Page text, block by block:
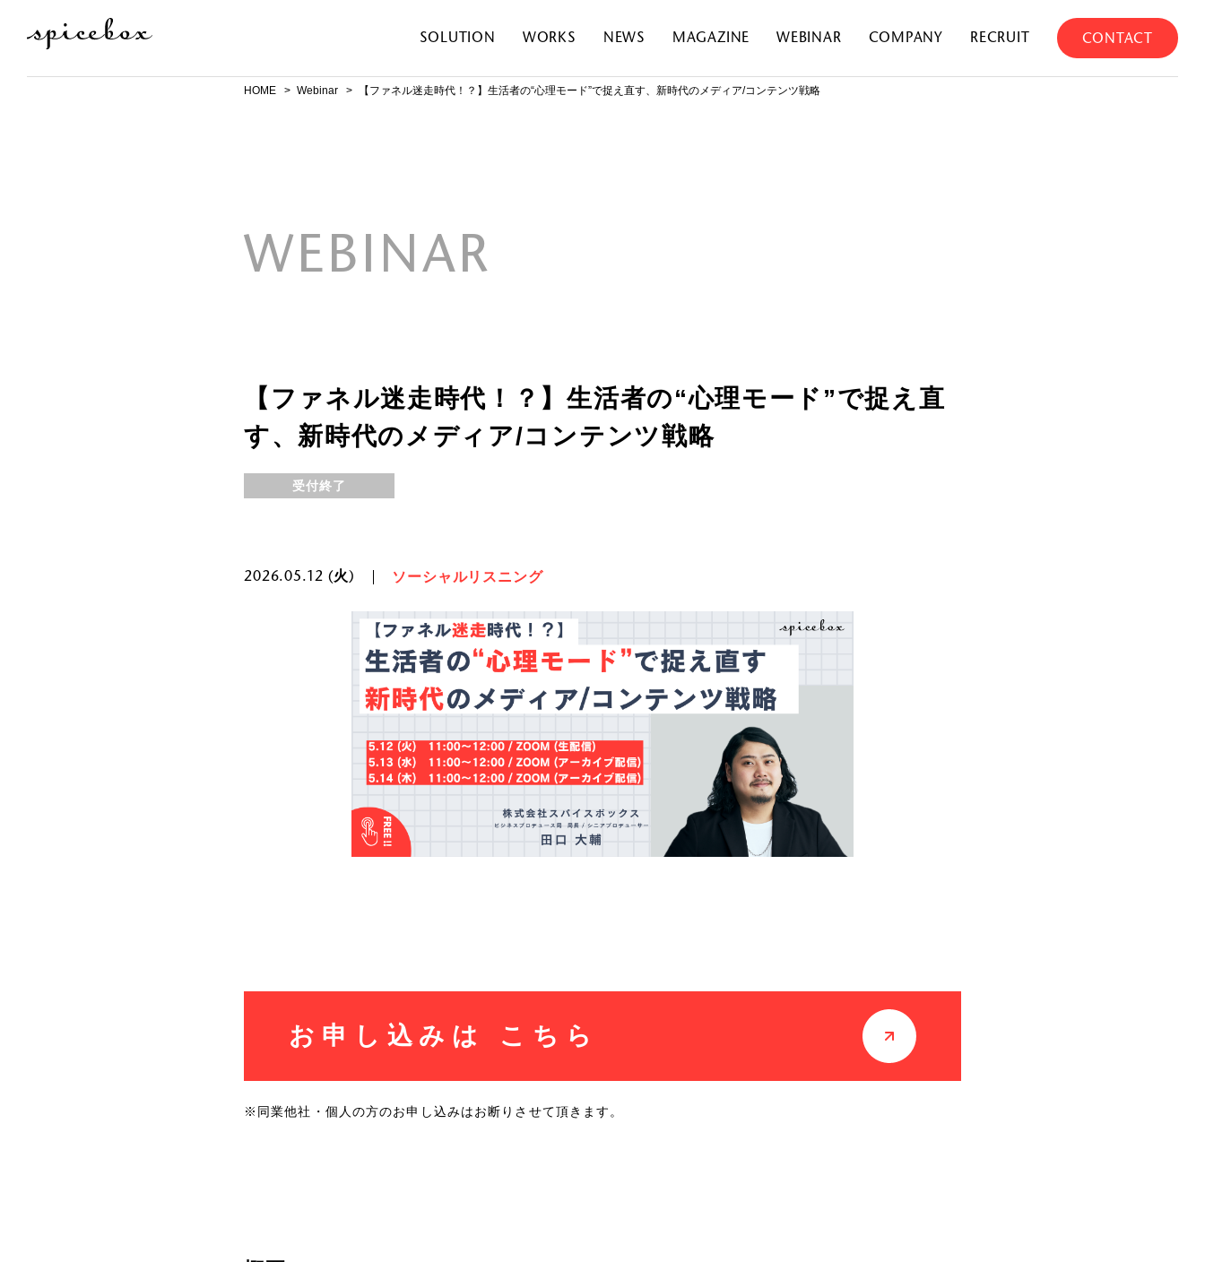
SOLUTION WORKS NEWS MAGAZINE WEBINAR COMPANY RECRUIT CONTACT
HOME Webinar 【ファネル迷走時代！？】生活者の“心理モード”で捉え直す、新時代のメディア/コンテンツ戦略
WEBINAR
【ファネル迷走時代！？】生活者の“心理モード”で捉え直
す、新時代のメディア/コンテンツ戦略
受付終了
2026.05.12 (火) ソーシャルリスニング
お申し込みは こちら
※同業他社・個人の方のお申し込みはお断りさせて頂きます。